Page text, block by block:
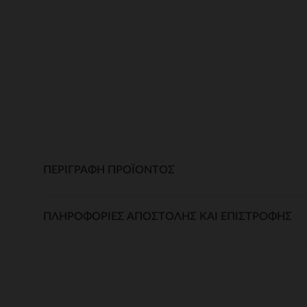
ΠΕΡΙΓΡΑΦΉ ΠΡΟΪΌΝΤΟΣ
ΠΛΗΡΟΦΟΡΊΕΣ ΑΠΟΣΤΟΛΉΣ ΚΑΙ ΕΠΙΣΤΡΟΦΉΣ